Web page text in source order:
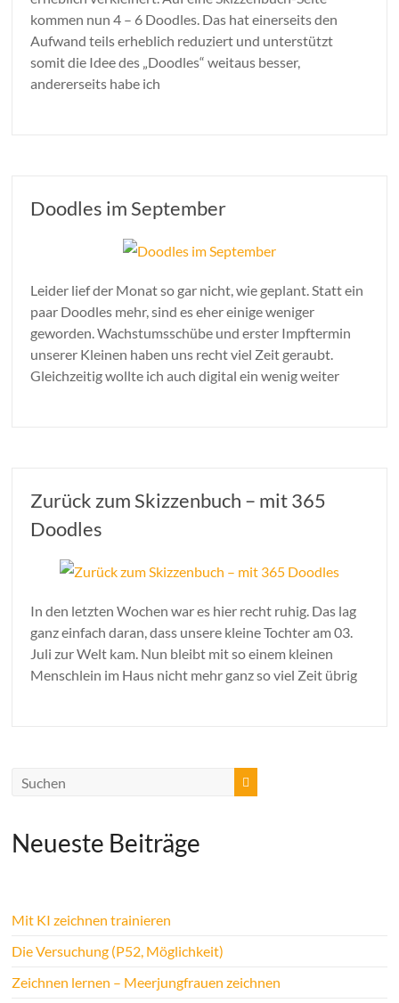
kommen nun 4 – 6 Doodles. Das hat einerseits den
Aufwand teils erheblich reduziert und unterstützt
somit die Idee des „Doodles“ weitaus besser,
andererseits habe ich
Doodles im September
Leider lief der Monat so gar nicht, wie geplant. Statt ein
paar Doodles mehr, sind es eher einige weniger
geworden. Wachstumsschübe und erster Impftermin
unserer Kleinen haben uns recht viel Zeit geraubt.
Gleichzeitig wollte ich auch digital ein wenig weiter
Zurück zum Skizzenbuch – mit 365
Doodles
In den letzten Wochen war es hier recht ruhig. Das lag
ganz einfach daran, dass unsere kleine Tochter am 03.
Juli zur Welt kam. Nun bleibt mit so einem kleinen
Menschlein im Haus nicht mehr ganz so viel Zeit übrig
Neueste Beiträge
Mit KI zeichnen trainieren
Die Versuchung (P52, Möglichkeit)
Zeichnen lernen – Meerjungfrauen zeichnen